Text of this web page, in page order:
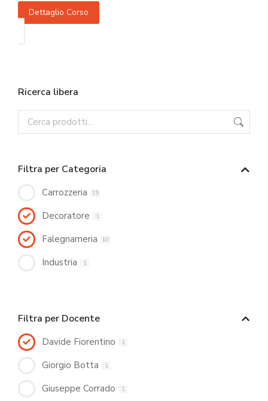
Dettaglio Corso
Ricerca libera
Filtra per Categoria
Carrozzeria 15
Decoratore 1
Falegnameria 10
Industria 1
Filtra per Docente
Davide Fiorentino 1
Giorgio Botta 1
Giuseppe Corrado 1